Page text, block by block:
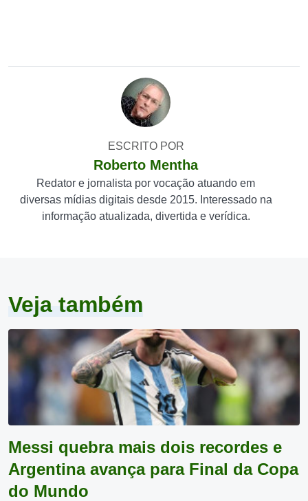
ESCRITO POR
Roberto Mentha
Redator e jornalista por vocação atuando em
diversas mídias digitais desde 2015. Interessado na
informação atualizada, divertida e verídica.
Veja também
Messi quebra mais dois recordes e
Argentina avança para Final da Copa
do Mundo